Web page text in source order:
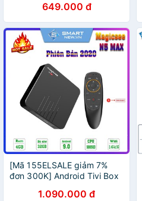
Amlogic S905W4 - Bảo hành
1 năm
649.000 đ
[Mã 155ELSALE giảm 7%
đơn 300K] Android Tivi Box
Rom 32GB, Android 9.0 Dual
1.090.000 đ